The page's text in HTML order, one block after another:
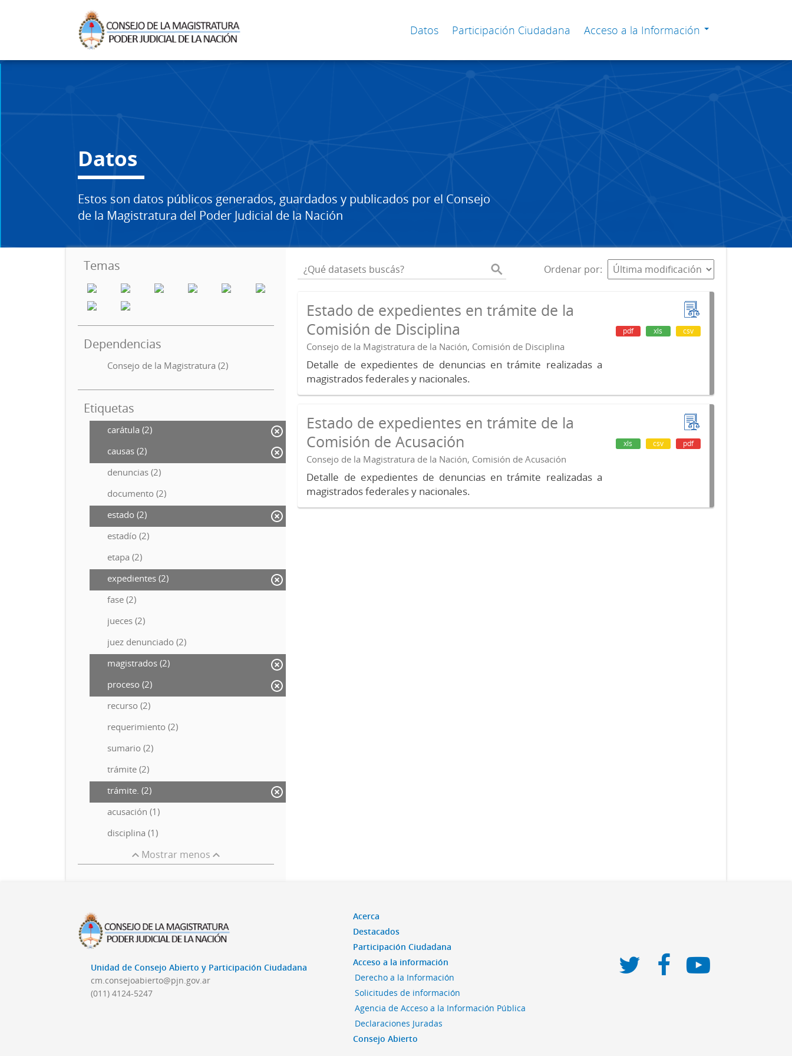
Datos Participación Ciudadana Acceso a la Información
Datos
Estos son datos públicos generados, guardados y publicados por el Consejo
de la Magistratura del Poder Judicial de la Nación
Temas
Dependencias
Consejo de la Magistratura (2)
Etiquetas
carátula (2)
causas (2)
denuncias (2)
documento (2)
estado (2)
estadío (2)
etapa (2)
expedientes (2)
fase (2)
jueces (2)
juez denunciado (2)
magistrados (2)
proceso (2)
recurso (2)
requerimiento (2)
sumario (2)
trámite (2)
trámite. (2)
acusación (1)
disciplina (1)
Mostrar menos
Ordenar por
Estado de expedientes en trámite de la
Comisión de Disciplina
Consejo de la Magistratura de la Nación, Comisión de Disciplina
Detalle de expedientes de denuncias en trámite realizadas a
magistrados federales y nacionales.
pdf xls csv
Estado de expedientes en trámite de la
Comisión de Acusación
Consejo de la Magistratura de la Nación, Comisión de Acusación
Detalle de expedientes de denuncias en trámite realizadas a
magistrados federales y nacionales.
xls csv pdf
Unidad de Consejo Abierto y Participación Ciudadana
cm.consejoabierto@pjn.gov.ar
(011) 4124-5247
Acerca
Destacados
Participación Ciudadana
Acceso a la información
Derecho a la Información
Solicitudes de información
Agencia de Acceso a la Información Pública
Declaraciones Juradas
Consejo Abierto